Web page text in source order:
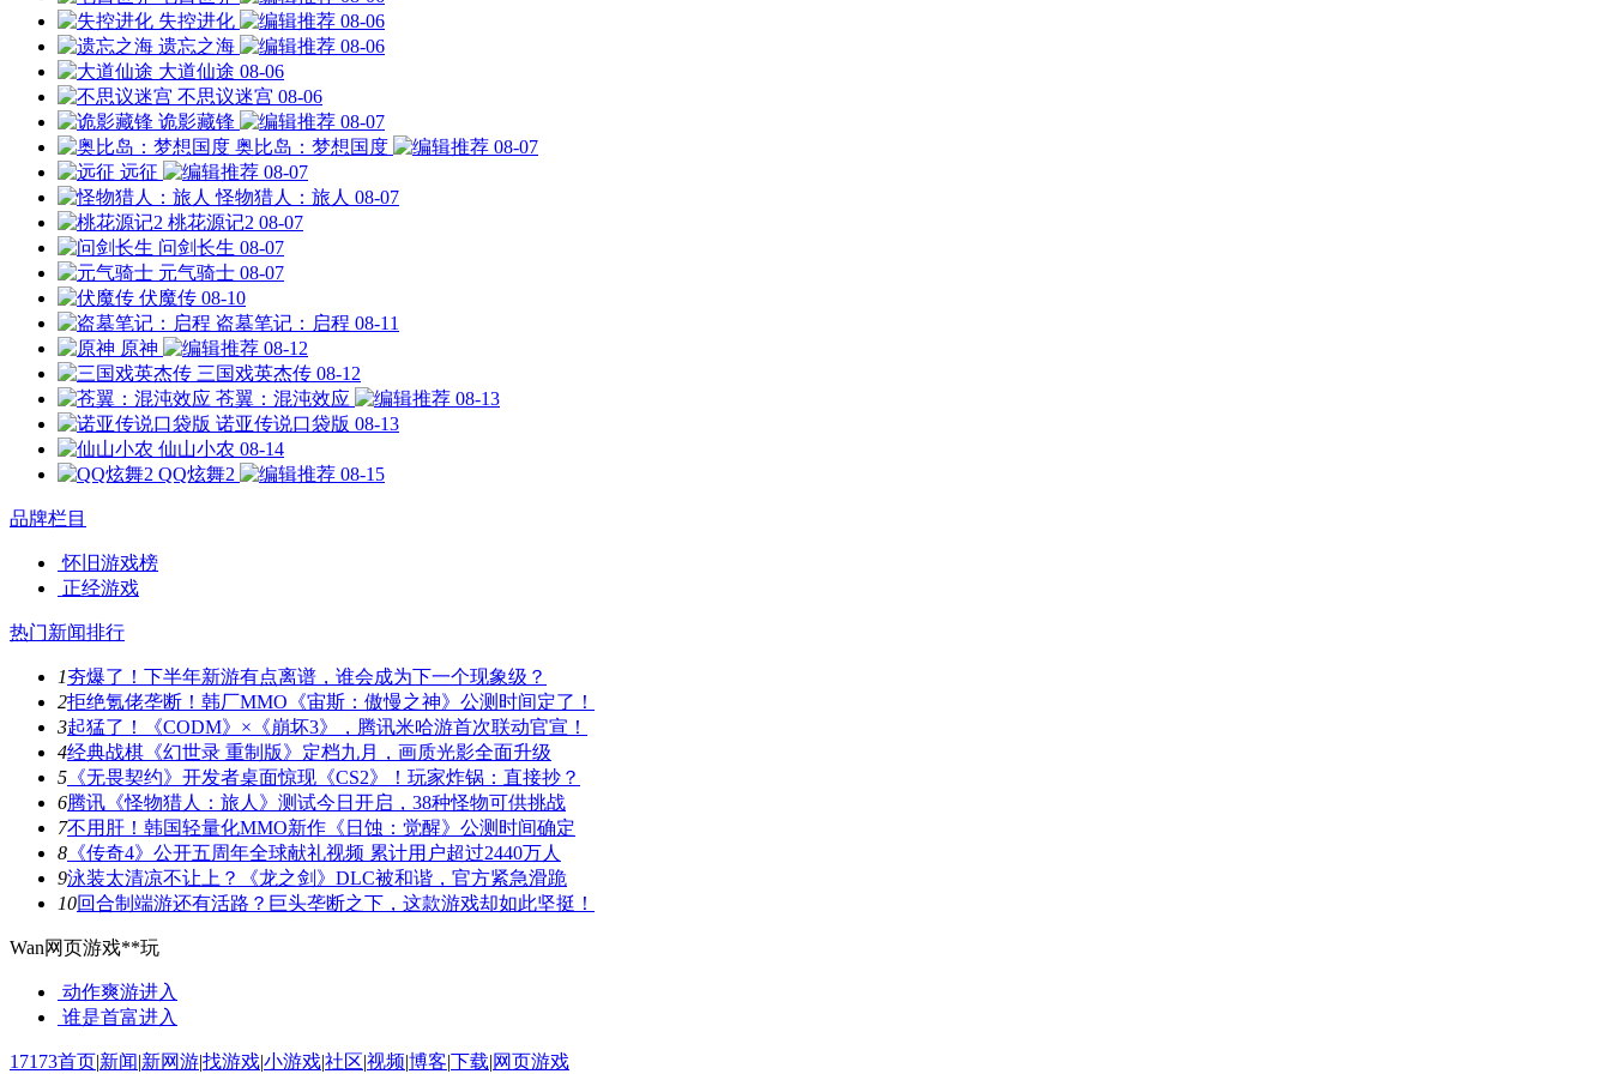
失控进化
08-06
遗忘之海
08-06
大道仙途 08-06
不思议迷宫 08-06
诡影藏锋
08-07
奥比岛：梦想国度
08-07
远征
08-07
怪物猎人：旅人 08-07
桃花源记2 08-07
问剑长生 08-07
元气骑士 08-07
伏魔传 08-10
盗墓笔记：启程 08-11
原神
08-12
三国戏英杰传 08-12
苍翼：混沌效应
08-13
诺亚传说口袋版 08-13
仙山小农 08-14
QQ炫舞2
08-15
品牌栏目
怀旧游戏榜
正经游戏
热门新闻排行
1夯爆了！下半年新游有点离谱，谁会成为下一个现象级？
2拒绝氪佬垄断！韩厂MMO《宙斯：傲慢之神》公测时间定了！
3起猛了！《CODM》×《崩坏3》，腾讯米哈游首次联动官宣！
4经典战棋《幻世录 重制版》定档九月，画质光影全面升级
5 《无畏契约》开发者桌面惊现《CS2》！玩家炸锅：直接抄？
6腾讯《怪物猎人：旅人》测试今日开启，38种怪物可供挑战
7不用肝！韩国轻量化MMO新作《日蚀：觉醒》公测时间确定
8 《传奇4》公开五周年全球献礼视频 累计用户超过2440万人
9泳装太清凉不让上？《龙之剑》DLC被和谐，官方紧急滑跪
10回合制端游还有活路？巨头垄断之下，这款游戏却如此坚挺！
Wan网页游戏**玩
动作爽游进入
谁是首富进入
17173首页|新闻|新网游|找游戏|小游戏|社区|视频|博客|下载|网页游戏